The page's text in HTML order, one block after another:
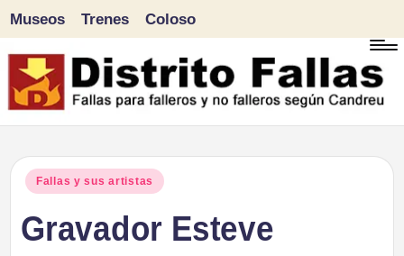
Saltar
al
Museos Trenes Coloso
Publicado
Fallas y sus artistas
Gravador Esteve